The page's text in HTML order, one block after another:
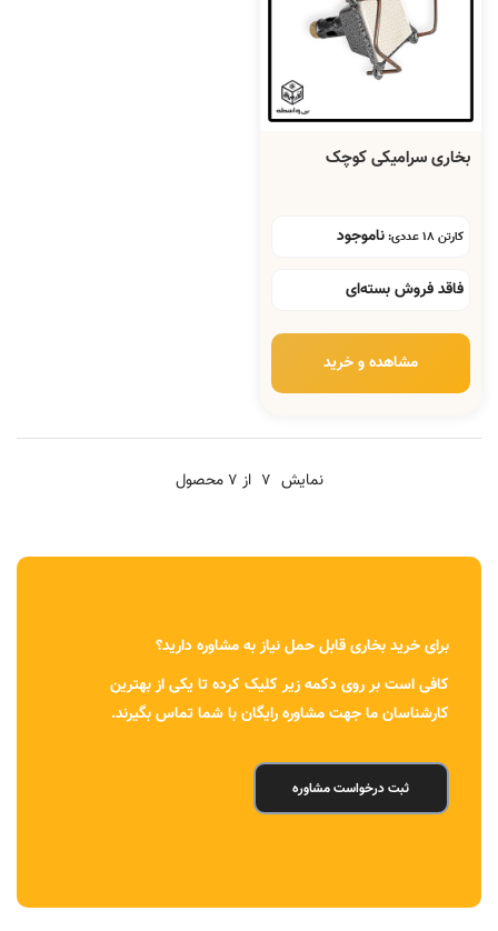
بخاری سرامیکی کوچک
کارتن 18 عددی: ناموجود
فاقد فروش بسته‌ای
مشاهده و خرید
نمایش 7 از 7 محصول
برای خرید بخاری قابل حمل نیاز به مشاوره دارید؟
کافی است بر روی دکمه زیر کلیک کرده تا یکی از بهترین
کارشناسان ما جهت مشاوره رایگان با شما تماس بگیرند.
ثبت درخواست مشاوره